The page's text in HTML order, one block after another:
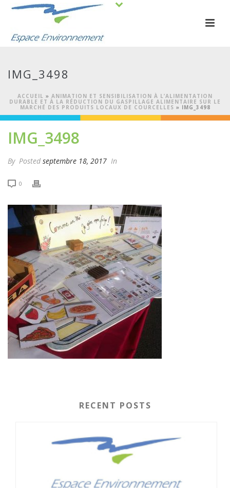
IMG_3498
ACCUEIL » ANIMATION ET SENSIBILISATION À L’ALIMENTATION
DURABLE ET À LA RÉDUCTION DU GASPILLAGE ALIMENTAIRE SUR LE
MARCHÉ DES PRODUITS LOCAUX DE COURCELLES » IMG_3498
IMG_3498
By Posted septembre 18, 2017 In
0
RECENT POSTS